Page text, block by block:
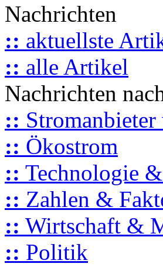
Nachrichten
:: aktuellste
:: alle Artikel
Nachrichten
:: Stromanbieter
:: Ökostrom
:: Technologie
:: Zahlen &
:: Wirtschaft &
:: Politik